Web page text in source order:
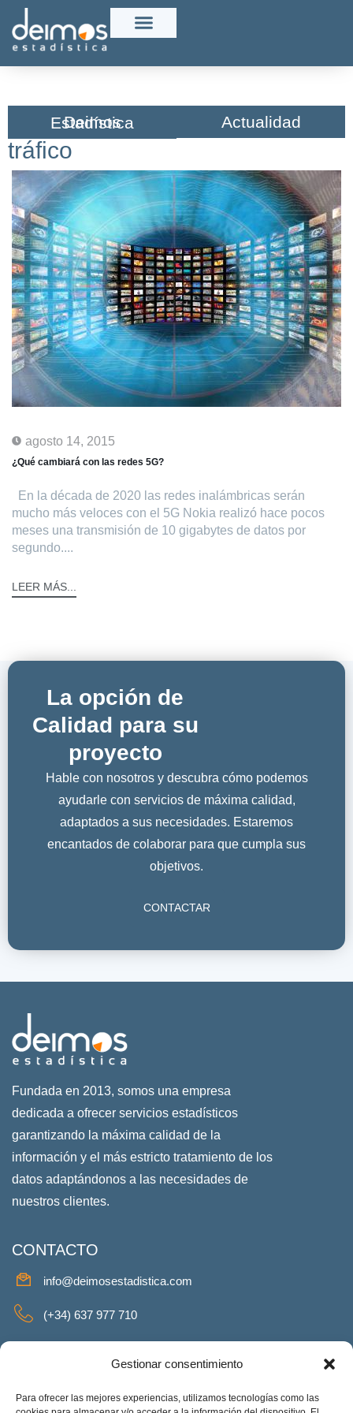
Gestionar consentimiento
Para ofrecer las mejores experiencias, utilizamos tecnologías como las
Deimos Estadística​ Actualidad
tráfico
agosto 14, 2015
¿Qué cambiará con las redes 5G?
En la década de 2020 las redes inalámbricas serán
mucho más veloces con el 5G Nokia realizó hace pocos
meses una transmisión de 10 gigabytes de datos por
segundo....
LEER MÁS...
La opción de
Calidad para su
proyecto
Hable con nosotros y descubra cómo podemos
ayudarle con servicios de máxima calidad,
adaptados a sus necesidades. Estaremos
encantados de colaborar para que cumpla sus
objetivos.
CONTACTAR
Fundada en 2013, somos una empresa
dedicada a ofrecer servicios estadísticos
garantizando la máxima calidad de la
información y el más estricto tratamiento de los
datos adaptándonos a las necesidades de
nuestros clientes.
CONTACTO
info@deimosestadistica.com
(+34) 637 977 710